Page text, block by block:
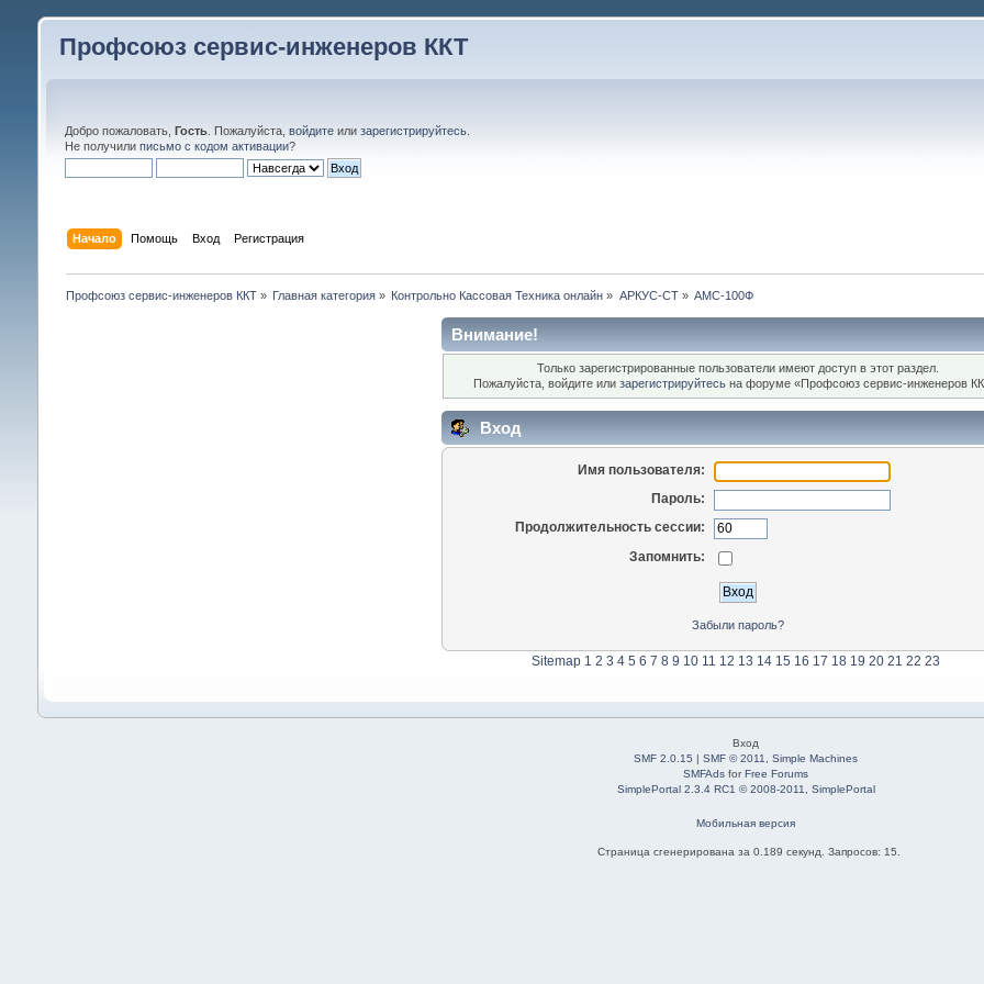
Профсоюз сервис-инженеров ККТ
Добро пожаловать, Гость. Пожалуйста, войдитеили зарегистрируйтесь.
Не получили письмо с кодом активации?
Начало Помощь Вход Регистрация
Профсоюз сервис-инженеров ККТ» Главная категория » Контрольно Кассовая Техника онлайн » АРКУС-СТ» АМС-100Ф
Внимание!
Только зарегистрированные пользователи имеют доступ в этот раздел.
Пожалуйста, войдите илизарегистрируйтесь на форуме «Профсоюз сервис-инженеров
Вход
Имя пользователя:
Пароль:
Продолжительность сессии:
Запомнить:
Забыли пароль?
Sitemap 1 2 3 4 5 6 7 8 9 10 11 12 13 14 15 16 17 18 19 20 21 22 23
Вход
SMF 2.0.15 |SMF © 2011 ,Simple Machines
SMFAds forFree Forums
SimplePortal 2.3.4 RC1 © 2008-2011, SimplePortal
Мобильная версия
Страница сгенерирована за 0.189 секунд. Запросов: 15.